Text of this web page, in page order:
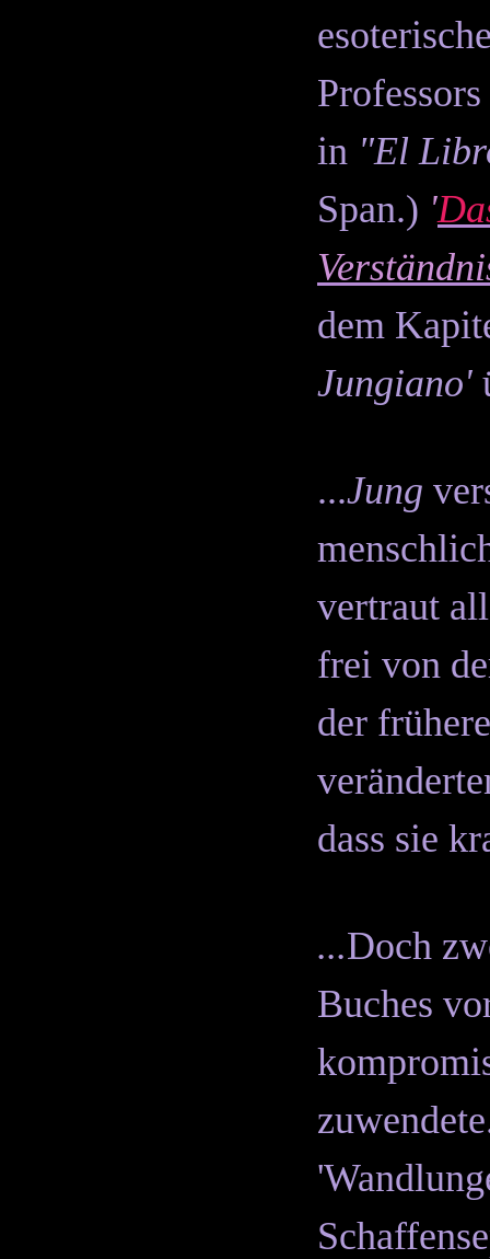
in "El
Span.) '
dem
Jungiano'
...Jung
vertraut
frei von
der
dass sie
...Doch
Buches